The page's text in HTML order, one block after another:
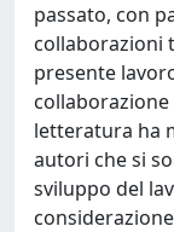
passato, con
collaborazioni
presente
collaborazione
letteratura ha
autori che si
sviluppo del